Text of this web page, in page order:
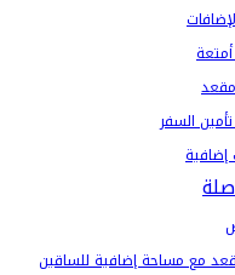
مقعد
السفر
مع مساحة إضافية للساقين